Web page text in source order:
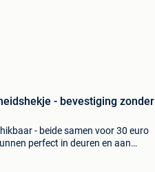
- bevestiging zonder
- beide samen voor 30 euro
perfect in deuren en aan